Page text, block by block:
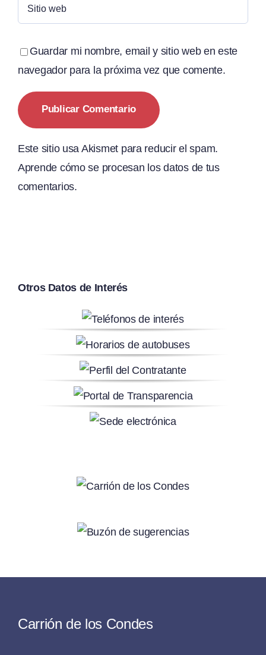
Guardar mi nombre, email y sitio web en este
navegador para la próxima vez que comente.
Este sitio usa Akismet para reducir el spam.
Aprende cómo se procesan los datos de tus
comentarios.
Otros Datos de Interés
Carrión de los Condes